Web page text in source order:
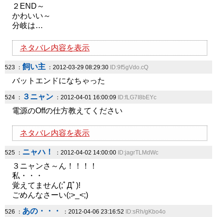
２END～
かわいい～
分岐は…
ネタバレ内容を表示
523 ： 飼い主 ：2012-03-29 08:29:30 ID:9f5gVdo.cQ
バットエンドになちゃった
524 ： ３ニャン ：2012-04-01 16:00:09 ID:fLG7I8bEYc
電源のOffの仕方教えてください
ネタバレ内容を表示
525 ： ニャハ！ ：2012-04-02 14:00:00 ID:jagrTLMdWc
３ニャンさ～ん！！！！
私・・・
覚えてません(;ﾟДﾟ)!
ごめんなさーい(;>_<;)
526 ： あの・・・ ：2012-04-06 23:16:52 ID:sRh/gKbo4o